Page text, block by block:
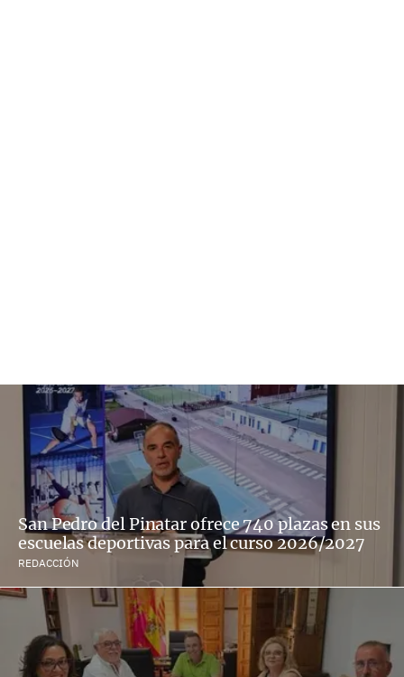
San Pedro del Pinatar ofrece 740 plazas en sus
escuelas deportivas para el curso 2026/2027
REDACCIÓN